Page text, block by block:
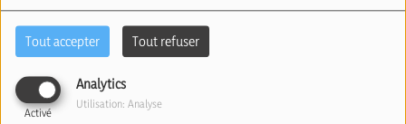
Tout accepter Tout refuser
Analytics
Activé
Utilisation: Analyse